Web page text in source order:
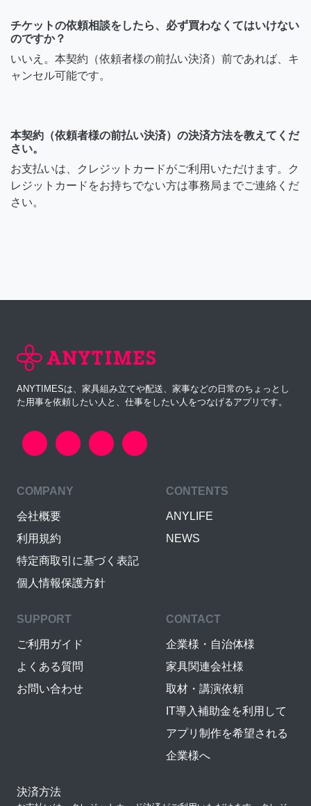
チケットの依頼相談をしたら、必ず買わなくてはいけない
のですか？
いいえ。本契約（依頼者様の前払い決済）前であれば、キ
ャンセル可能です。
本契約（依頼者様の前払い決済）の決済方法を教えてくだ
さい。
お支払いは、クレジットカードがご利用いただけます。ク
レジットカードをお持ちでない方は事務局までご連絡くだ
さい。
ANYTIMESは、家具組み立てや配送、家事などの日常のちょっとし
た用事を依頼したい人と、仕事をしたい人をつなげるアプリです。
COMPANY
会社概要
利用規約
特定商取引に基づく表記
個人情報保護方針
CONTENTS
ANYLIFE
NEWS
SUPPORT
ご利用ガイド
よくある質問
お問い合わせ
CONTACT
企業様・自治体様
家具関連会社様
取材・講演依頼
IT導入補助金を利用して
アプリ制作を希望される
企業様へ
決済方法